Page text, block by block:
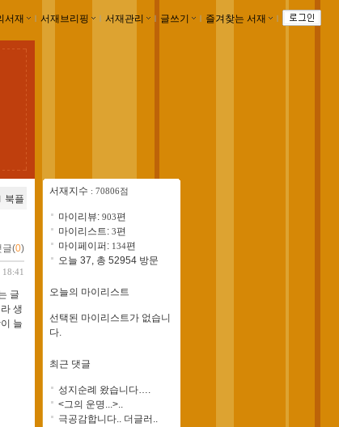
서재 ｌ 서재브리핑 ｌ 서재관리 ｌ 글쓰기 ｌ 즐겨찾는 서재 ｌ
ｌ 북플
글(0)
글
생
늘
서재지수 : 70806점
마이리뷰: 903편
마이리스트: 3편
마이페이퍼: 134편
오늘 37, 총 52954 방문
오늘의 마이리스트
선택된 마이리스트가 없습니
다.
최근 댓글
성지순례 왔습니다….
<그의 운명...>..
극공감합니다.. 더글러..